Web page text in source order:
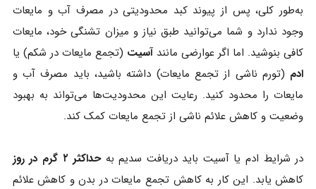
به‌طور کلی، پس از پیوند کبد محدودیتی در مصرف آب و مایعات
وجود ندارد و شما می‌توانید طبق نیاز و میزان تشنگی خود، مایعات
کافی بنوشید. اما اگر عوارضی مانند آسیت (تجمع مایعات در شکم) یا
ادم (تورم ناشی از تجمع مایعات) داشته باشید، باید مصرف آب و
مایعات را محدود کنید. رعایت این محدودیت‌ها می‌تواند به بهبود
وضعیت و کاهش علائم ناشی از تجمع مایعات کمک کند.
در شرایط ادم یا آسیت باید دریافت سدیم بهحداکثر ۲ گرم در روز
کاهش یابد. این کار به کاهش تجمع مایعات در بدن و کاهش علائم